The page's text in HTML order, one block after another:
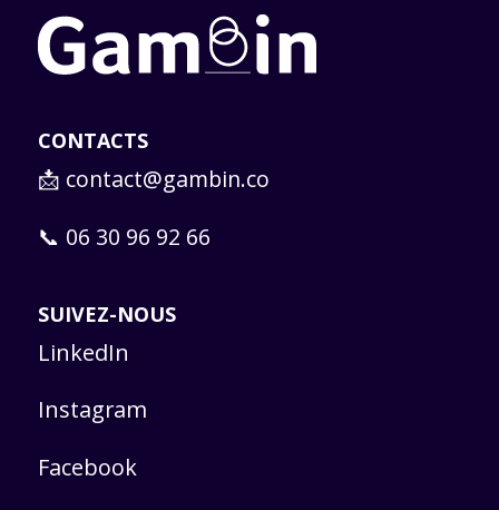
CONTACTS
📩 contact@gambin.co
📞 06 30 96 92 66
SUIVEZ-NOUS
LinkedIn
Instagram
Facebook